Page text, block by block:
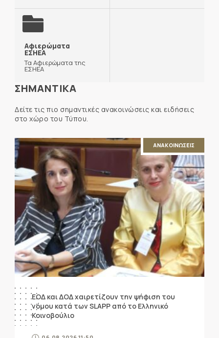
Αφιερώματα
ΕΣΗΕΑ
Τα Αφιερώματα της
ΕΣΗΕΑ
ΣΗΜΑΝΤΙΚΑ
Δείτε τις πιο σημαντικές ανακοινώσεις και ειδήσεις
στο χώρο του Τύπου.
ΑΝΑΚΟΙΝΩΣΕΙΣ
ΕΟΔ και ΔΟΔ χαιρετίζουν την ψήφιση του
νόμου κατά των SLAPP από το Ελληνικό
Κοινοβούλιο